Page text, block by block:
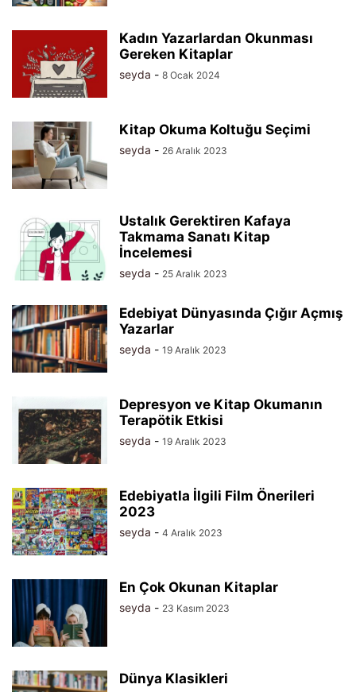
Kadın Yazarlardan Okunması
Gereken Kitaplar
seyda - 8 Ocak 2024
Kitap Okuma Koltuğu Seçimi
seyda - 26 Aralık 2023
Ustalık Gerektiren Kafaya
Takmama Sanatı Kitap
İncelemesi
seyda - 25 Aralık 2023
Edebiyat Dünyasında Çığır Açmış
Yazarlar
seyda - 19 Aralık 2023
Depresyon ve Kitap Okumanın
Terapötik Etkisi
seyda - 19 Aralık 2023
Edebiyatla İlgili Film Önerileri
2023
seyda - 4 Aralık 2023
En Çok Okunan Kitaplar
seyda - 23 Kasım 2023
Dünya Klasikleri